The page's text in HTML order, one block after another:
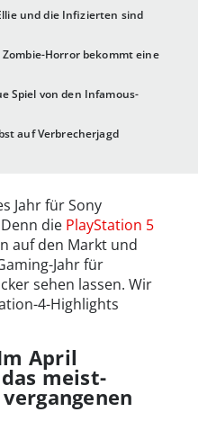
und die Infizierten sind
Horror bekommt eine
Spiel von den Infamous-
auf Verbrecherjagd
Jahr für Sony
die PlayStation 5
auf den Markt und
Jahr für
sehen lassen. Wir
4-Highlights
April
meist-